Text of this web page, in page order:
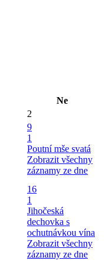
Ne
2
9
1
Poutní mše svatá
Zobrazit všechny
záznamy ze dne
16
1
Jihočeská
dechovka s
ochutnávkou vína
Zobrazit všechny
záznamy ze dne